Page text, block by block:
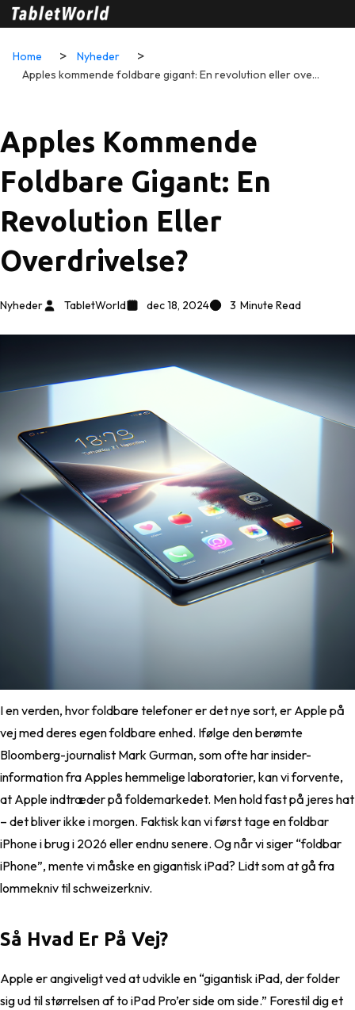
Home
Nyheder
Apples kommende foldbare gigant: En revolution eller overdrivelse?
Apples Kommende
Foldbare Gigant: En
Revolution Eller
Overdrivelse?
Nyheder TabletWorld dec 18, 2024 3 Minute Read
I en verden, hvor foldbare telefoner er det nye sort, er Apple på
vej med deres egen foldbare enhed. Ifølge den berømte
Bloomberg-journalist Mark Gurman, som ofte har insider-
information fra Apples hemmelige laboratorier, kan vi forvente,
at Apple indtræder på foldemarkedet. Men hold fast på jeres hat
– det bliver ikke i morgen. Faktisk kan vi først tage en foldbar
iPhone i brug i 2026 eller endnu senere. Og når vi siger “foldbar
iPhone”, mente vi måske en gigantisk iPad? Lidt som at gå fra
lommekniv til schweizerkniv.
Så Hvad Er På Vej?
Apple er angiveligt ved at udvikle en “gigantisk iPad, der folder
sig ud til størrelsen af to iPad Pro’er side om side.” Forestil dig et